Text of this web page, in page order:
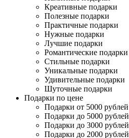
Креативные подарки
Полезные подарки
Практичные подарки
Нужные подарки
Лучшие подарки
Романтические подарки
Стильные подарки
Уникальные подарки
Удивительные подарки
Шуточные подарки
Подарки по цене
Подарки от 5000 рублей
Подарки до 5000 рублей
Подарки до 3000 рублей
Подарки до 2000 рублей